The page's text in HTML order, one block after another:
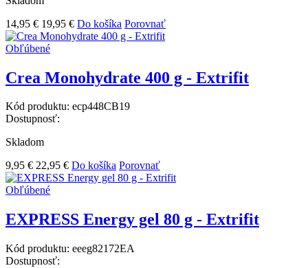
14,95 € 19,95 € Do košíka Porovnať
Obľúbené
Crea Monohydrate 400 g - Extrifit
Kód produktu: ecp448CB19
Dostupnosť:
Skladom
9,95 € 22,95 € Do košíka Porovnať
Obľúbené
EXPRESS Energy gel 80 g - Extrifit
Kód produktu: eeeg82172EA
Dostupnosť: